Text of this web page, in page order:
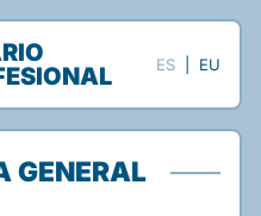
ES EU
GENERAL